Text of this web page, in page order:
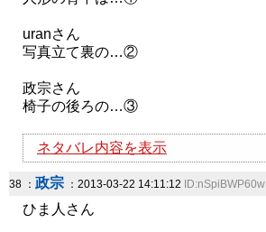
uranさん
写真立て裏の…②
政宗さん
椅子の後ろの…③
ネタバレ内容を表示
38 ： 政宗 ：2013-03-22 14:11:12 ID:nSpiBWP60w
ひま人さん